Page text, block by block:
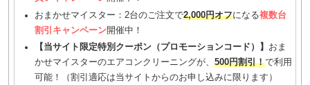
おまかせマイスター：2台のご注文で2,000円オフになる複数台
割引キャンペーン開催中！
【当サイト限定特別クーポン（プロモーションコード）】
おま
かせマイスターのエアコンクリーニングが、 500円割引！で利用
可能！（割引適応は当サイトからのお申し込みに限ります）